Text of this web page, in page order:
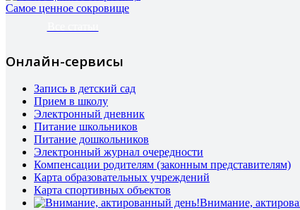
Самое ценное сокровище
Онлайн-сервисы
Запись в детский сад
Прием в школу
Электронный дневник
Питание школьников
Питание дошкольников
Электронный журнал очередности
Компенсации родителям (законным представителям)
Карта образовательных учреждений
Карта спортивных объектов
Внимание,